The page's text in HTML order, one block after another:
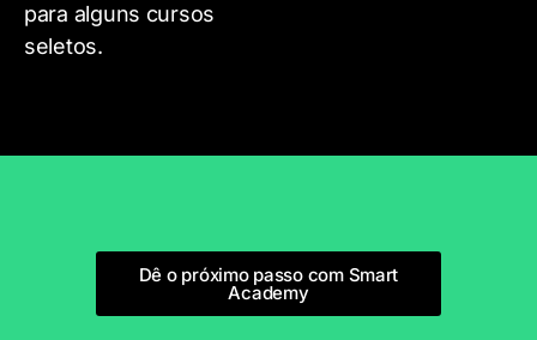
para alguns cursos
seletos.
Dê o próximo passo com Smart
Academy